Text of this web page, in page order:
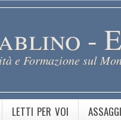
-
e Formazione sul
LETTI PER VOI